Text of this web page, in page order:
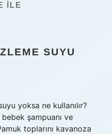
ILE
SUYU
yoksa ne kullanılır?
şampuanı ve
toplarını kavanoza